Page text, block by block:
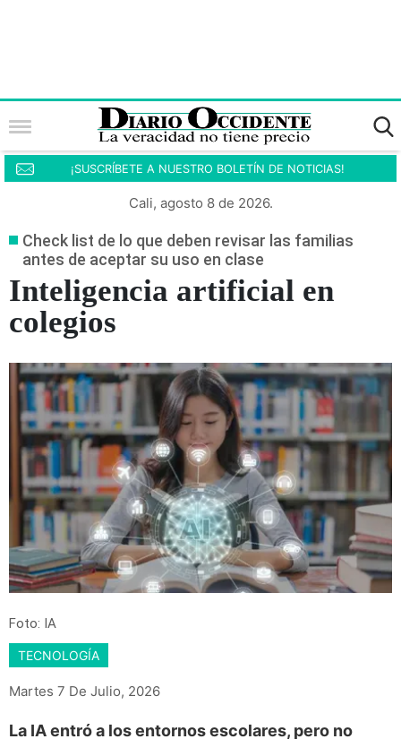
¡SUSCRÍBETE A NUESTRO BOLETÍN DE NOTICIAS!
Cali, agosto 8 de 2026.
Check list de lo que deben revisar las familias
antes de aceptar su uso en clase
Inteligencia artificial en
colegios
Foto: IA
TECNOLOGÍA
Martes 7 De Julio, 2026
La IA entró a los entornos escolares, pero no